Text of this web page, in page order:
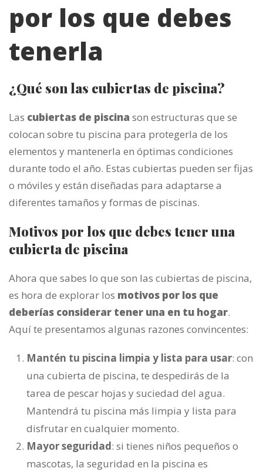
por los que debes
tenerla
¿Qué son las cubiertas de piscina?
Las cubiertas de piscina son estructuras que se
colocan sobre tu piscina para protegerla de los
elementos y mantenerla en óptimas condiciones
durante todo el año. Estas cubiertas pueden ser fijas
o móviles y están diseñadas para adaptarse a
diferentes tamaños y formas de piscinas.
Motivos por los que debes tener una
cubierta de piscina
Ahora que sabes lo que son las cubiertas de piscina,
es hora de explorar los motivos por los que
deberías considerar tener una en tu hogar.
Aquí te presentamos algunas razones convincentes:
Mantén tu piscina limpia y lista para usar: con
una cubierta de piscina, te despedirás de la
tarea de pescar hojas y suciedad del agua.
Mantendrá tu piscina más limpia y lista para
disfrutar en cualquier momento.
Mayor seguridad: si tienes niños pequeños o
mascotas, la seguridad en la piscina es